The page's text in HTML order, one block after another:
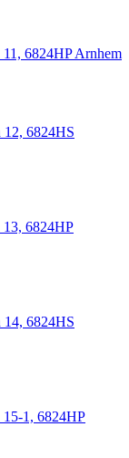
11, 6824HP Arnhem
12, 6824HS
13, 6824HP
14, 6824HS
15-1, 6824HP